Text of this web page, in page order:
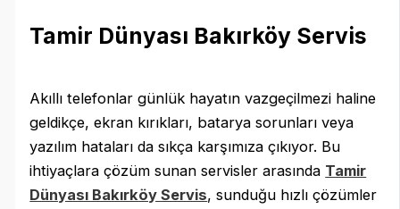
Tamir Dünyası Bakırköy Servis
Akıllı telefonlar günlük hayatın vazgeçilmezi haline
geldikçe, ekran kırıkları, batarya sorunları veya
yazılım hataları da sıkça karşımıza çıkıyor. Bu
ihtiyaçlara çözüm sunan servisler arasında Tamir
Dünyası Bakırköy Servis, sunduğu hızlı çözümler